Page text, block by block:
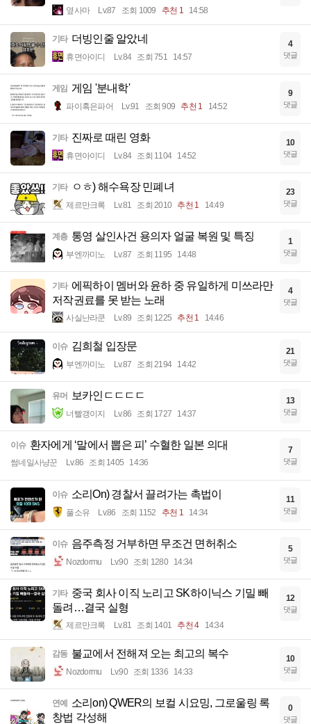
옆사마 Lv.87 조회 1009 추천 1 14:58
기타 더빙인줄 알았네
휴면아이디 Lv.84 조회 751 14:57
4
댓글
게임 게임 '분내학'
파이혹은파어 Lv.91 조회 909 추천 1 14:52
9
댓글
기타 진짜로 때린 영화
휴면아이디 Lv.84 조회 1104 14:52
10
댓글
기타 ㅇㅎ) 해수욕장 민폐녀
제르만크록 Lv.81 조회 2010 추천 1 14:49
23
댓글
계층 통영 살인사건 용의자 얼굴 복원 및 특징
부엔까미노 Lv.87 조회 1195 14:48
1
댓글
기타 에픽하이 멤버와 윤하 중 유일하게 미쓰라만
저작권료를 못 받는 노래
사실난라쿤 Lv.89 조회 1225 추천 1 14:46
4
댓글
이슈 김희철 입장문
부엔까미노 Lv.87 조회 2194 14:42
21
댓글
유머 보카인ㄷㄷㄷㄷ
너빨갱이지 Lv.86 조회 1727 14:37
13
댓글
이슈 환자에게 ‘말에서 뽑은 피’ 수혈한 일본 의대
썸네일사냥꾼 Lv.86 조회 1405 14:36
7
댓글
이슈 소리On) 경찰서 끌려가는 촉법이
풀소유 Lv.86 조회 1152 추천 1 14:34
11
댓글
이슈 음주측정 거부하면 무조건 면허취소
Nozdormu Lv.90 조회 1280 14:34
5
댓글
기타 중국 회사 이직 노리고 SK하이닉스 기밀 빼
돌려…결국 실형
제르만크록 Lv.81 조회 1401 추천 4 14:34
12
댓글
감동 불교에서 전해져 오는 최고의 복수
Nozdormu Lv.90 조회 1336 14:33
10
댓글
연예 소리on) QWER의 보컬 시요밍, 그로울링 록
창법 각성해
0
댓글